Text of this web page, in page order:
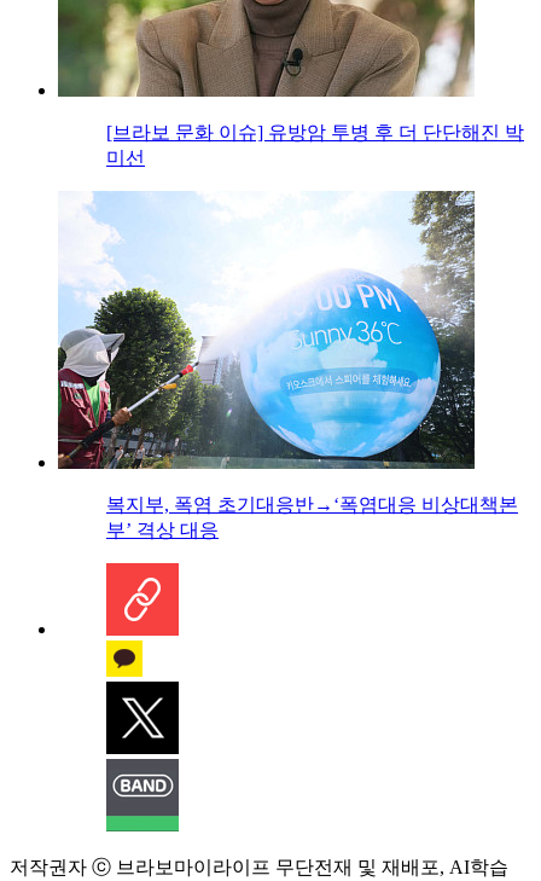
[브라보 문화 이슈] 유방암 투병 후 더 단단해진 박
미선
복지부, 폭염 초기대응반→‘폭염대응 비상대책본
부’ 격상 대응
저작권자 ⓒ 브라보마이라이프 무단전재 및 재배포, AI학습